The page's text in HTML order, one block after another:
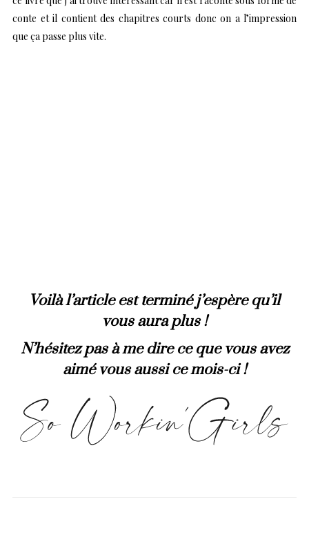
conte et il contient des chapitres courts donc on a l’impression
que ça passe plus vite.
Voilà l’article est terminé j’espère qu’il
vous aura plus !
N’hésitez pas à me dire ce que vous avez
aimé vous aussi ce mois-ci !